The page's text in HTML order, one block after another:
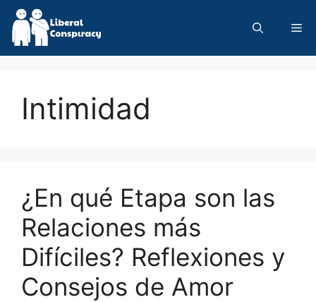
Skip
content
Intimidad
¿En qué Etapa son las
Relaciones más
Difíciles? Reflexiones y
Consejos de Amor